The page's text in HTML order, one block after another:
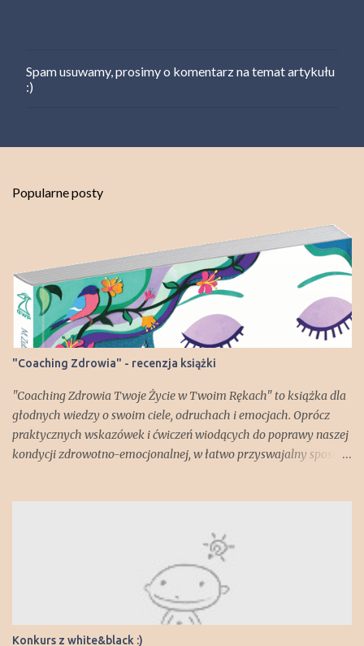
P
r
k
t
a
r
z
Spam usuwamy, prosimy o komentarz na temat artykułu
:)
Popularne posty
"Coaching Zdrowia" - recenzja książki
"Coaching Zdrowia Twoje Życie w Twoim Rękach" to książka dla
głodnych wiedzy o swoim ciele, odruchach i emocjach. Oprócz
praktycznych wskazówek i ćwiczeń wiodących do poprawy naszej
kondycji zdrowotno-emocjonalnej, w łatwo przyswajalny sposób
jest też część "ssaka starszego" - brzmi lepiej, prawda?;) Książka
pokazuje jak wiele czynników, wewnętrznych i zewnętrznych,
wpływa na nasze dobre lub złe samopoczucie i co możemy zrobić,
żeby nasze zdrowie, samoocena czy spojrzenie na świat jak
najlepiej nam służyły. Mamy okazję przejść przez etapy ćwiczeń z
trenerem personalnym i indywidualnie zastanowić się nad
Konkurs z white&black :)